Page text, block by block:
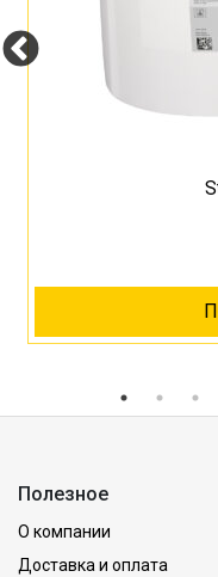
Полезное
О компании
Доставка и оплата